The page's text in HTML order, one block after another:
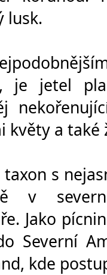
lusk.
je jetel
květy a také
s
v
Jako
Severní
kde